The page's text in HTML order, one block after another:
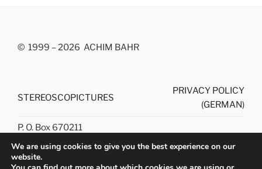
© 1999 – 2026 ACHIM BAHR
STEREOSCOPICTURES
PRIVACY POLICY
(GERMAN)
P. O. Box 670211
D 10207 Berlin
mail@stereoscopictures.com
We are using cookies to give you the best experience on our
website.